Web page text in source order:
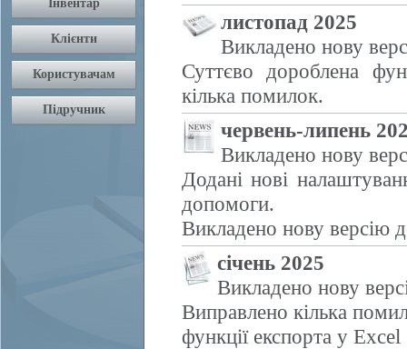
листопад 2025
Викладено нову
Суттєво дороблена
кілька помилок.
червень-липень
Викладено нову
Додані нові
допомоги.
Викладено нову версію
січень 2025
Викладено нову
Виправлено кілька
функції експорта у Excel